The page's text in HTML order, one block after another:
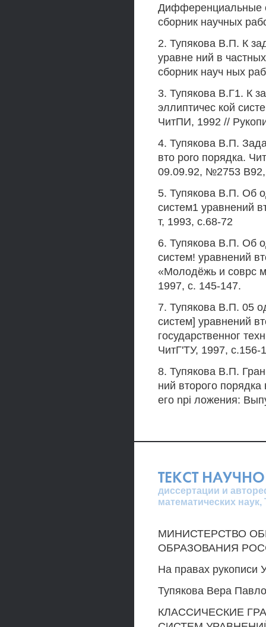
Дифференциальные
сборник научных
2. Тупякова В.П. К
уравне ний в
сборник науч ных
3. Тупякова В.Г1. К
эллиптичес кой
ЧитПИ, 1992 //
4. Тупякова В.П.
вто poro порядка.
09.09.92, №2753
5. Тупякова В.П. Об
систем1 уравнений
т, 1993, с.68-72
6. Тупякова В.П. Об
систем! уравнений
«Молодёжь и соврс
1997, с. 145-147.
7. Тупякова В.П. 05
систем] уравнений
государственног
ЧитГ'ТУ, 1997, с.156-
8. Тупякова В.П.
ний второго
его npi ложения:
ТЕКСТ
диссертации и
математических
МИНИСТЕРСТВО
ОБРАЗОВАНИЯ
На правах рукописи
Тупякова Вера
КЛАССИЧЕСКИЕ